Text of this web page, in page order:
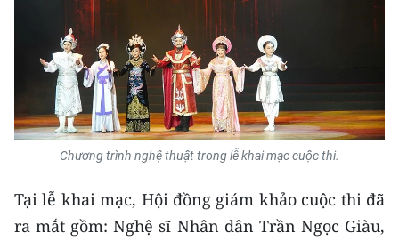
Chương trình nghệ thuật trong lễ khai mạc cuộc thi.
Tại lễ khai mạc, Hội đồng giám khảo cuộc thi đã
ra mắt gồm: Nghệ sĩ Nhân dân Trần Ngọc Giàu,